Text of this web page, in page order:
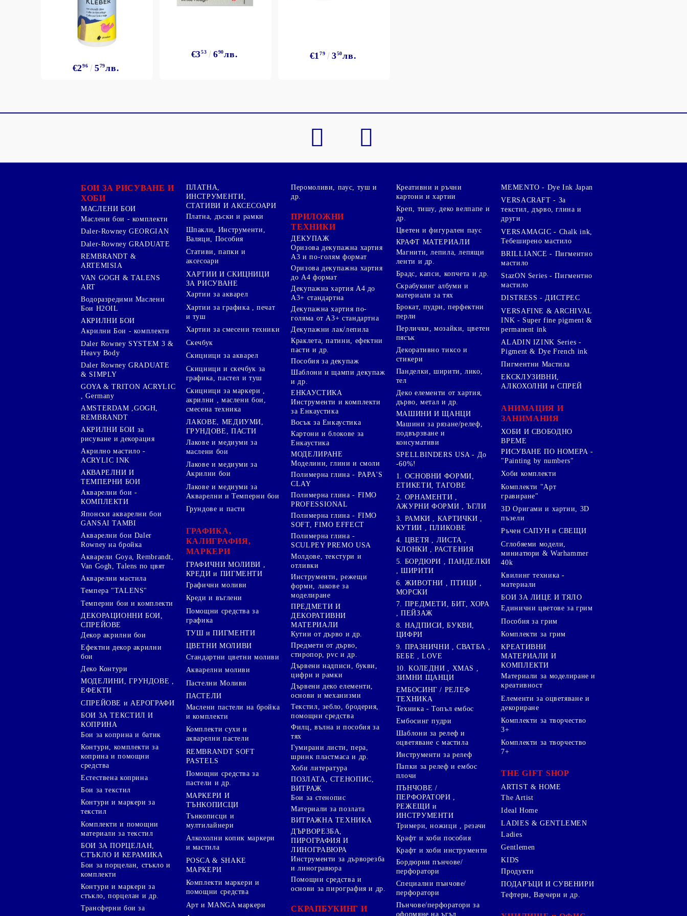
Вход Регистрация
€296 579лв.
€353 690лв. €179 350лв.
БОИ ЗА РИСУВАНЕ И
ХОБИ
МАСЛЕНИ БОИ
Маслени бои - комплекти
Daler-Rowney GEORGIAN
Daler-Rowney GRADUATE
REMBRANDT &
ARTEMISIA
VAN GOGH & TALENS
ART
Водоразредими Маслени
Бои H2OIL
АКРИЛНИ БОИ
Акрилни Бои - комплекти
Daler Rowney SYSTEM 3 &
Heavy Body
Daler Rowney GRADUATE
& SIMPLY
GOYA & TRITON АCRYLIC
, Germany
AMSTERDAM ,GOGH,
REMBRANDT
АКРИЛНИ БОИ за
рисуване и декорация
Акрилно мастило -
ACRYLIC INK
АКВАРЕЛНИ И
ТЕМПЕРНИ БОИ
Акварелни бои -
КОМПЛЕКТИ
Японски акварелни бои
GANSAI TAMBI
Акварелни бои Daler
Rowney на бройка
Акварели Goya, Rembrandt,
Van Gogh, Talens по цвят
Акварелни мастила
Темпера "TALENS"
Темперни бои и комплекти
ДЕКОРАЦИОННИ БОИ,
СПРЕЙОВЕ
Декор акрилни бои
Ефектни декор акрилни
бои
Деко Контури
МОДЕЛИНИ, ГРУНДОВЕ ,
ЕФЕКТИ
СПРЕЙОВЕ и АЕРОГРАФИ
БОИ ЗА ТЕКСТИЛ И
КОПРИНА
Бои за коприна и батик
Контури, комплекти за
коприна и помощни
средства
Естествена коприна
Бои за текстил
Контури и маркери за
текстил
Комплекти и помощни
материали за текстил
БОИ ЗА ПОРЦЕЛАН,
СТЪКЛО И КЕРАМИКА
Бои за порцелан, стъкло и
комплекти
Контури и маркери за
стъкло, порцелан и др.
Трансферни бои за
ПЛАТНА,
ИНСТРУМЕНТИ,
СТАТИВИ И АКСЕСОАРИ
Платна, дъски и рамки
Шпакли, Инструменти,
Валяци, Пособия
Стативи, папки и
аксесоари
ХАРТИИ И СКИЦНИЦИ
ЗА РИСУВАНЕ
Хартии за акварел
Хартии за графика , печат
и туш
Хартии за смесени техники
Скечбук
Скицници за акварел
Скицници и скечбук за
графика, пастел и туш
Скицници за маркери ,
акрилни , маслени бои,
смесена техника
ЛАКОВЕ, МЕДИУМИ,
ГРУНДОВЕ, ПАСТИ
Лакове и медиуми за
маслени бои
Лакове и медиуми за
Акрилни бои
Лакове и медиуми за
Акварелни и Темперни бои
Грундове и пасти
ГРАФИКА,
КАЛИГРАФИЯ,
МАРКЕРИ
ГРАФИЧНИ МОЛИВИ ,
КРЕДИ и ПИГМЕНТИ
Графични моливи
Креди и въглени
Помощни средства за
графика
ТУШ и ПИГМЕНТИ
ЦВЕТНИ МОЛИВИ
Стандартни цветни моливи
Акварелни моливи
Пастелни Моливи
ПАСТЕЛИ
Маслени пастели на бройка
и комплекти
Комплекти сухи и
акварелни пастели
REMBRANDT SOFT
PASTELS
Помощни средства за
пастели и др.
МАРКЕРИ И
ТЪНКОПИСЦИ
Тънкописци и
мултилайнери
Алкохолни копик маркери
и мастила
POSCA & SHAKE
МАРКЕРИ
Комплекти маркери и
помощни средства
Арт и MANGA маркери
Перомоливи, паус, туш и
др.
ПРИЛОЖНИ
ТЕХНИКИ
ДЕКУПАЖ
Оризова декупажна хартия
А3 и по-голям формат
Оризова декупажна хартия
до А4 формат
Декупажна хартия А4 до
А3+ стандартна
Декупажна хартия по-
голяма от А3+ стандартна
Декупажни лак/лепила
Краклета, патини, ефектни
пасти и др.
Пособия за декупаж
Шаблони и щампи декупаж
и др.
ЕНКАУСТИКА
Инструменти и комплекти
за Енкаустика
Восък за Енкаустика
Картони и блокове за
Енкаустика
МОДЕЛИРАНЕ
Моделини, глини и смоли
Полимерна глина - PAPA'S
CLAY
Полимерна глина - FIMO
PROFESSIONAL
Полимерна глина - FIMO
SOFT, FIMO EFFECT
Полимерна глина -
SCULPEY PREMO USA
Молдове, текстури и
отливки
Инструменти, режещи
форми, лакове за
моделиране
ПРЕДМЕТИ И
ДЕКОРАТИВНИ
МАТЕРИАЛИ
Кутии от дърво и др.
Предмети от дърво,
стиропор, pvc и др.
Дървени надписи, букви,
цифри и рамки
Дървени деко елементи,
основи и механизми
Текстил, зебло, бродерия,
помощни средства
Филц, вълна и пособия за
тях
Гумирани листи, пера,
шринк пластмаса и др.
Хоби литература
ПОЗЛАТА, СТЕНОПИС,
ВИТРАЖ
Бои за стенопис
Материали за позлата
ВИТРАЖНА ТЕХНИКА
ДЪРВОРЕЗБА,
ПИРОГРАФИЯ И
ЛИНОГРАВЮРА
Инструменти за дърворезба
и линогравюра
Помощни средства и
основи за пирография и др.
СКРАПБУКИНГ И
Креативни и ръчни
картони и хартии
Креп, тишу, деко велпапе и
др.
Цветен и фигурален паус
КРАФТ МАТЕРИАЛИ
Магнити, лепила, лепящи
ленти и др.
Брадс, капси, копчета и др.
Скрабукинг албуми и
материали за тях
Брокат, пудри, перфектни
перли
Перлички, мозайки, цветен
пясък
Декоративно тиксо и
стикери
Панделки, ширити, лико,
тел
Деко елементи от хартия,
дърво, метал и др.
МАШИНИ И ЩАНЦИ
Машини за рязане/релеф,
подвързване и
консумативи
SPELLBINDERS USA - До
-60%!
1. ОСНОВНИ ФОРМИ,
ЕТИКЕТИ, ТАГОВЕ
2. ОРНАМЕНТИ ,
АЖУРНИ ФОРМИ , ЪГЛИ
3. РАМКИ , КАРТИЧКИ ,
КУТИИ , ПЛИКОВЕ
4. ЦВЕТЯ , ЛИСТА ,
КЛОНКИ , РАСТЕНИЯ
5. БОРДЮРИ , ПАНДЕЛКИ
, ШИРИТИ
6. ЖИВОТНИ , ПТИЦИ ,
МОРСКИ
7. ПРЕДМЕТИ, БИТ, ХОРА
, ПЕЙЗАЖ
8. НАДПИСИ, БУКВИ,
ЦИФРИ
9. ПРАЗНИЧНИ , СВАТБА ,
БЕБЕ , LOVE
10. КОЛЕДНИ , XMAS ,
ЗИМНИ ЩАНЦИ
ЕМБОСИНГ / РЕЛЕФ
ТЕХНИКА
Техника - Топъл ембос
Ембосинг пудри
Шаблони за релеф и
оцветяване с мастила
Инструменти за релеф
Папки за релеф и ембос
плочи
ПЪНЧОВЕ /
ПЕРФОРАТОРИ ,
РЕЖЕЩИ и
ИНСТРУМЕНТИ
Тримери, ножици , резачи
Крафт и хоби пособия
Крафт и хоби инструменти
Бордюрни пънчове/
перфоратори
Специални пънчове/
перфоратори
Пънчове/перфоратори за
оформяне на ъгъл
MEMENTO - Dye Ink Japan
VERSACRAFT - За
текстил, дърво, глина и
други
VERSAMAGIC - Chalk ink,
Тебеширено мастило
BRILLIANCE - Пигментно
мастило
StazON Series - Пигментно
мастило
DISTRESS - ДИСТРЕС
VERSAFINE & ARCHIVAL
INK - Super fine pigment &
permanent ink
ALADIN IZINK Series -
Pigment & Dye French ink
Пигментни Мастила
ЕКСКЛУЗИВНИ,
АЛКОХОЛНИ и СПРЕЙ
АНИМАЦИЯ И
ЗАНИМАНИЯ
ХОБИ И СВОБОДНО
ВРЕМЕ
РИСУВАНЕ ПО НОМЕРА -
"Painting by numbers"
Хоби комплекти
Комплекти "Арт
гравиране"
3D Оригами и хартии, 3D
пъзели
Ръчен САПУН и СВЕЩИ
Сглобяеми модели,
миниатюри & Warhammer
40k
Квилинг техника -
материали
БОИ ЗА ЛИЦЕ И ТЯЛО
Единични цветове за грим
Пособия за грим
Комплекти за грим
КРЕАТИВНИ
МАТЕРИАЛИ И
КОМПЛЕКТИ
Mатериали за моделиране и
креативност
Елементи за оцветяване и
декориране
Комплекти за творчество
3+
Комплекти за творчество
7+
THE GIFT SHOP
ARTIST & HOME
The Artist
Ideal Home
LADIES & GENTLEMEN
Ladies
Gentlemen
KIDS
Продукти
ПОДАРЪЦИ И СУВЕНИРИ
Тефтери, Ваучери и др.